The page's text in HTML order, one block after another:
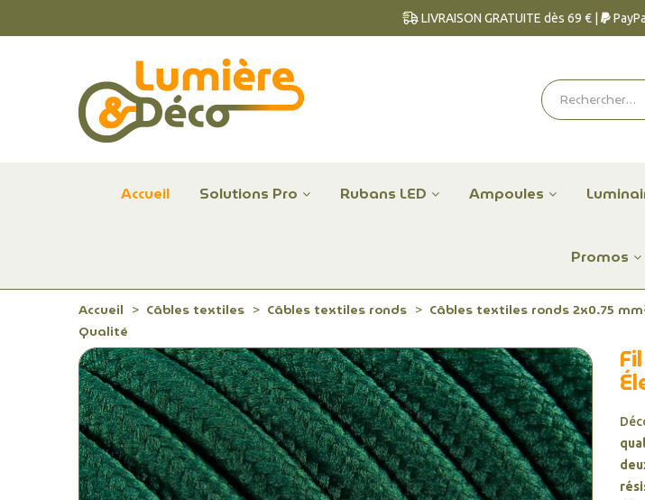
LIVRAISON GRATUITE dès 69 € |
Accueil Solutions Pro Rubans LED Ampoules
Promos
Accueil Câbles textiles Câbles textiles ronds Câbles textiles ronds 2x0.75
Qualité